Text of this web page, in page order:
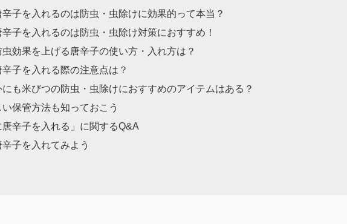
子を入れるのは防虫・虫除けに効果的って本当？
子を入れるのは防虫・虫除け対策におすすめ！
効果を上げる唐辛子の使い方・入れ方は？
子を入れる際の注意点は？
にも米びつの防虫・虫除けにおすすめのアイテムはある？
保管方法も知っておこう
唐辛子を入れる」に関するQ&A
子を入れてみよう